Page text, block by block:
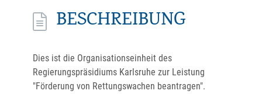
BESCHREIBUNG
Dies ist die Organisationseinheit des
Regierungspräsidiums Karlsruhe zur Leistung
"Förderung von Rettungswachen beantragen".